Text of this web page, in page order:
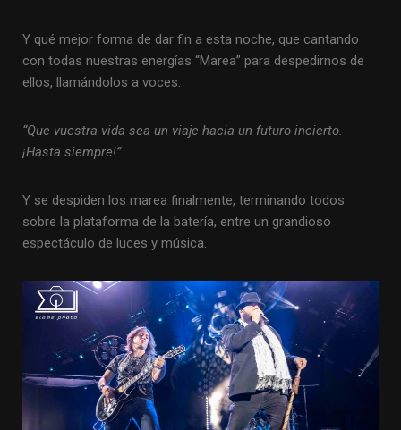
Y qué mejor forma de dar fin a esta noche, que cantando
con todas nuestras energías “Marea” para despedirnos de
ellos, llamándolos a voces.
“Que vuestra vida sea un viaje hacia un futuro incierto.
¡Hasta siempre!”.
Y se despiden los marea finalmente, terminando todos
sobre la plataforma de la batería, entre un grandioso
espectáculo de luces y música.